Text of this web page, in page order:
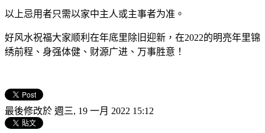
以上忌用者只需以家中主人或主事者为准。
好风水祝福大家顺利在年底里除旧迎新，在2022的明亮年里锦
绣前程、身强体健、财源广进、万事胜意！
最後修改於 週三, 19 一月 2022 15:12